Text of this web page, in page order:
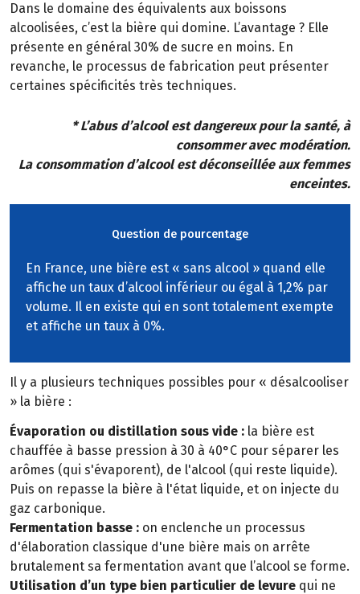
Dans le domaine des équivalents aux boissons
alcoolisées, c’est la bière qui domine. L’avantage ? Elle
présente en général 30% de sucre en moins. En
revanche, le processus de fabrication peut présenter
certaines spécificités très techniques.
* L’abus d’alcool est dangereux pour la santé, à
consommer avec modération.
La consommation d’alcool est déconseillée aux femmes
enceintes.
Question de pourcentage
En France, une bière est « sans alcool » quand elle
affiche un taux d’alcool inférieur ou égal à 1,2% par
volume. Il en existe qui en sont totalement exempte
et affiche un taux à 0%.
Il y a plusieurs techniques possibles pour « désalcooliser
» la bière :
Évaporation ou distillation sous vide : la bière est
chauffée à basse pression à 30 à 40°C pour séparer les
arômes (qui s'évaporent), de l'alcool (qui reste liquide).
Puis on repasse la bière à l'état liquide, et on injecte du
gaz carbonique.
Fermentation basse : on enclenche un processus
d'élaboration classique d'une bière mais on arrête
brutalement sa fermentation avant que l’alcool se forme.
Utilisation d’un type bien particulier de levure qui ne